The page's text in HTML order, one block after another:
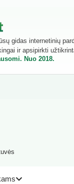
gidas internetinių
ir apsipirkti
Nuo 2018.